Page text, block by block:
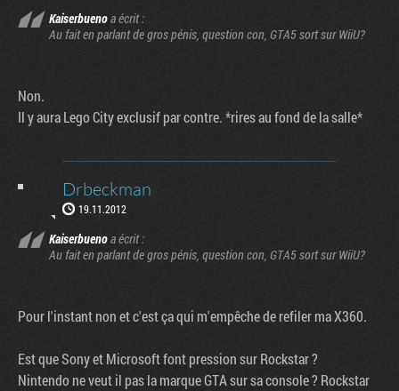
Kaiserbuenoa écrit :
Au fait en parlant de gros pénis, question con, GTA5 sort sur WiiU?
Non.
Il y aura Lego City exclusif par contre. *rires au fond de la salle*
Drbeckman
19.11.2012
Kaiserbuenoa écrit :
Au fait en parlant de gros pénis, question con, GTA5 sort sur WiiU?
Pour l'instant non et c'est ça qui m'empêche de refiler ma X360.
Est que Sony et Microsoft font pression sur Rockstar ?
Nintendo ne veut il pas la marque GTA sur sa console ? Rockstar